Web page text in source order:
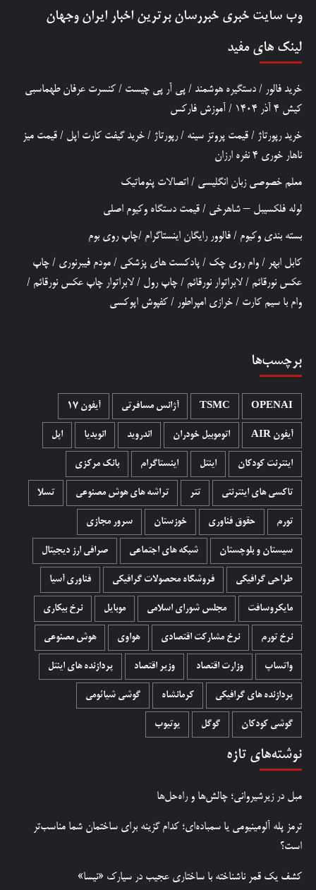
وب سایت خبری خبررسان برترین اخبار ایران وجهان
لینک های مفید
خرید فالور / دستگیره هوشمند / پی آر پی چیست / کنسرت عرفان طهماسبی
کیش 4 آذر 1404
/ آموزش فارکس
خرید رپورتاژ / قیمت پروتز سینه /رپورتاژ / خرید گیفت کارت اپل / قیمت میز
ناهار خوری 4 نفره ارزان
معلم خصوصی زبان انگلیسی / اتصالات پنوماتیک
لوله فلکسیبل – شاهرخی / قیمت دستگاه وکیوم اصلی
بسته بندی وکیوم / فالوور رایگان اینستاگرام /چاپ روی بوم
کابل ابهر / وام روی چک / پادکست های پزشکی / مودم فیبرنوری / چاپ
عکس نورقائم / لابراتوار نورقائم / چاپ رول / لابراتوار چاپ عکس نورقائم /
وام با سیم کارت / خرازی امپراطور / کفپوش اپوکسی
برچسب‌ها
OPENAI
TSMC آژانس مسافرتی آیفون 17
آیفون AIR اتوموبیل خودران اندروید انویدیا اپل
اینترنت کودکان اینتل اینستاگرام بانک مرکزی
تاکسی های اینترنتی تتر تراشه های هوش مصنوعی تسلا
تورم حقوق فناوری خوزستان سرور مجازی
سیستان و بلوچستان شبکه های اجتماعی صرافی ارز دیجیتال
طراحی گرافیکی فروشگاه محصولات گرافيکی فناوری آسیا
مایکروسافت مجلس شورای اسلامی موبایل نرخ بیکاری
نرخ تورم نرخ مشارکت اقتصادی هواوی هوش مصنوعی
واتساپ وزارت اقتصاد وزیر اقتصاد پردازنده های اینتل
پردازنده های گرافیکی کرمانشاه گوشی شیائومی
گوشی کودکان گوگل یوتیوب
نوشته‌های تازه
مبل در زیرشیروانی؛ چالش‌ها و راه‌حل‌ها
ترمز پله آلومینیومی یا سمباده‌ای؛ کدام گزینه برای ساختمان شما مناسب‌تر
است؟
کشف یک قمر ناشناخته با ساختاری عجیب در سیارک «نیسا»